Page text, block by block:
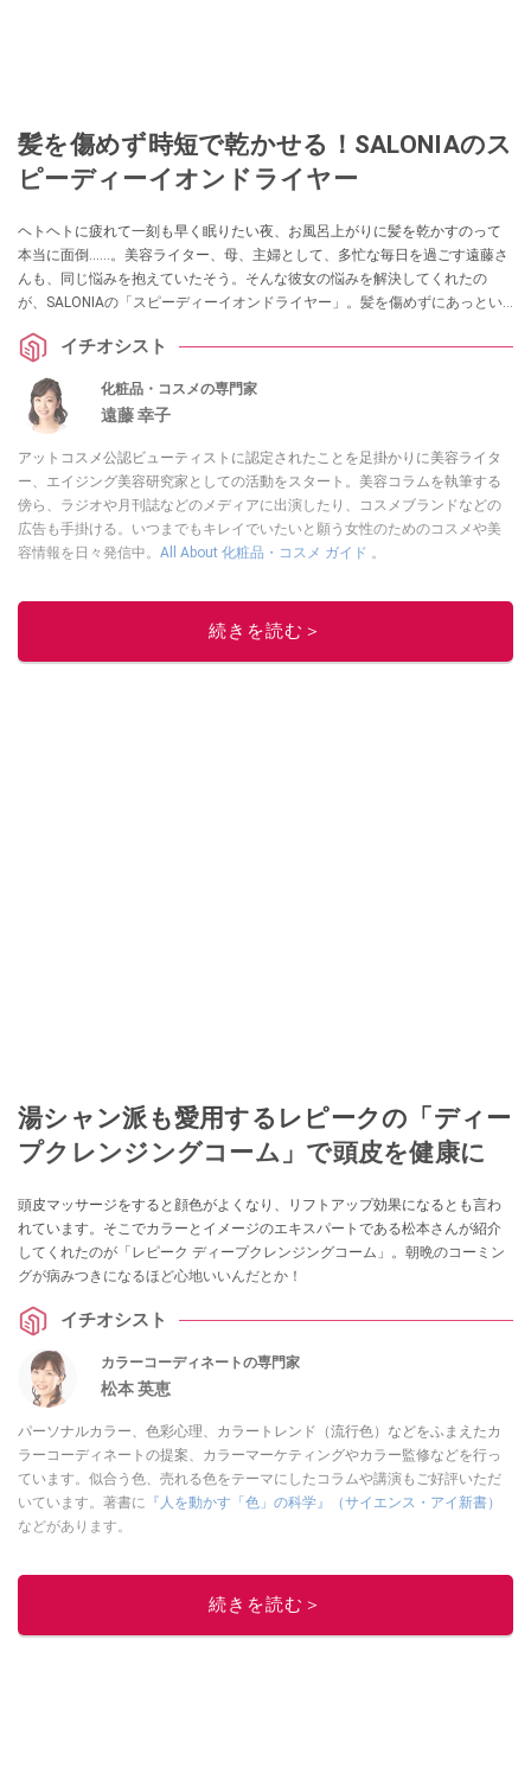
髪を傷めず時短で乾かせる！SALONIAのス
ピーディーイオンドライヤー
ヘトヘトに疲れて一刻も早く眠りたい夜、お風呂上がりに髪を乾かすのって
本当に面倒……。美容ライター、母、主婦として、多忙な毎日を過ごす遠藤さ
んも、同じ悩みを抱えていたそう。そんな彼女の悩みを解決してくれたの
が、SALONIAの「スピーディーイオンドライヤー」。髪を傷めずにあっとい
イチオシスト
化粧品・コスメの専門家
遠藤 幸子
アットコスメ公認ビューティストに認定されたことを足掛かりに美容ライタ
ー、エイジング美容研究家としての活動をスタート。美容コラムを執筆する
傍ら、ラジオや月刊誌などのメディアに出演したり、コスメブランドなどの
広告も手掛ける。いつまでもキレイでいたいと願う女性のためのコスメや美
容情報を日々発信中。 All About 化粧品・コスメ ガイド 。
続きを読む＞
湯シャン派も愛用するレピークの「ディー
プクレンジングコーム」で頭皮を健康に
頭皮マッサージをすると顔色がよくなり、リフトアップ効果になるとも言わ
れています。そこでカラーとイメージのエキスパートである松本さんが紹介
してくれたのが「レピーク ディープクレンジングコーム」。朝晩のコーミン
グが病みつきになるほど心地いいんだとか！
イチオシスト
カラーコーディネートの専門家
松本 英恵
パーソナルカラー、色彩心理、カラートレンド（流行色）などをふまえたカ
ラーコーディネートの提案、カラーマーケティングやカラー監修などを行っ
ています。似合う色、売れる色をテーマにしたコラムや講演もご好評いただ
いています。著書に 『人を動かす「色」の科学』（サイエンス・アイ新書）
などがあります。
続きを読む＞